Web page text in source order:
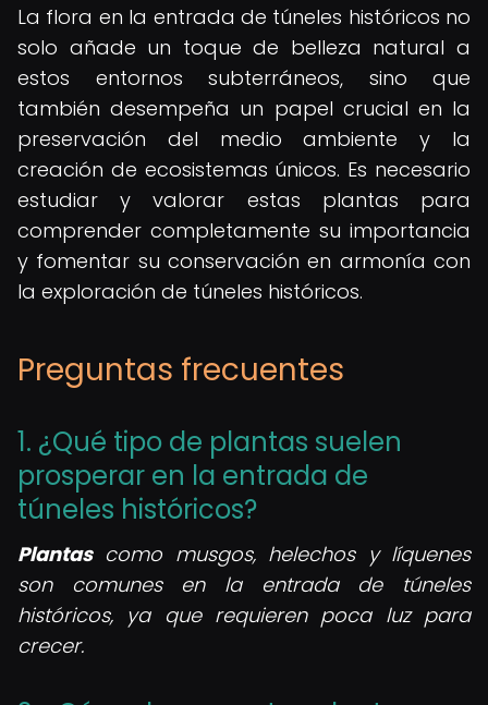
La flora en la entrada de túneles históricos no
solo añade un toque de belleza natural a
estos entornos subterráneos, sino que
también desempeña un papel crucial en la
preservación del medio ambiente y la
creación de ecosistemas únicos. Es necesario
estudiar y valorar estas plantas para
comprender completamente su importancia
y fomentar su conservación en armonía con
la exploración de túneles históricos.
Preguntas frecuentes
1. ¿Qué tipo de plantas suelen
prosperar en la entrada de
túneles históricos?
Plantascomo musgos, helechos y líquenes
son comunes en la entrada de túneles
históricos, ya que requieren poca luz para
crecer.